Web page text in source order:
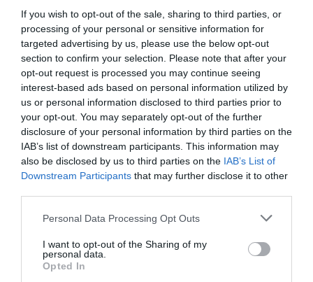
If you wish to opt-out of the sale, sharing to third parties, or
processing of your personal or sensitive information for
targeted advertising by us, please use the below opt-out
section to confirm your selection. Please note that after your
opt-out request is processed you may continue seeing
interest-based ads based on personal information utilized by
us or personal information disclosed to third parties prior to
your opt-out. You may separately opt-out of the further
disclosure of your personal information by third parties on the
IAB’s list of downstream participants. This information may
also be disclosed by us to third parties on the IAB’s List of
Downstream Participants that may further disclose it to other
Please note that this website/app uses one or more Google
not limited to your visit or usage behaviour. You may click to
grant or deny consent to Google and its third-party tags to
use your data for below specified purposes in below Google
Personal Data Processing Opt Outs
I want to opt-out of the Sharing of my
personal data.
Opted In
Különleges boltot nyitott a Lidl
ország torta kereskedelem cukrászok lidl
vita